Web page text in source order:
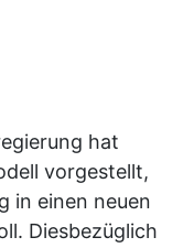
hat
vorgestellt,
in einen neuen
Diesbezüglich